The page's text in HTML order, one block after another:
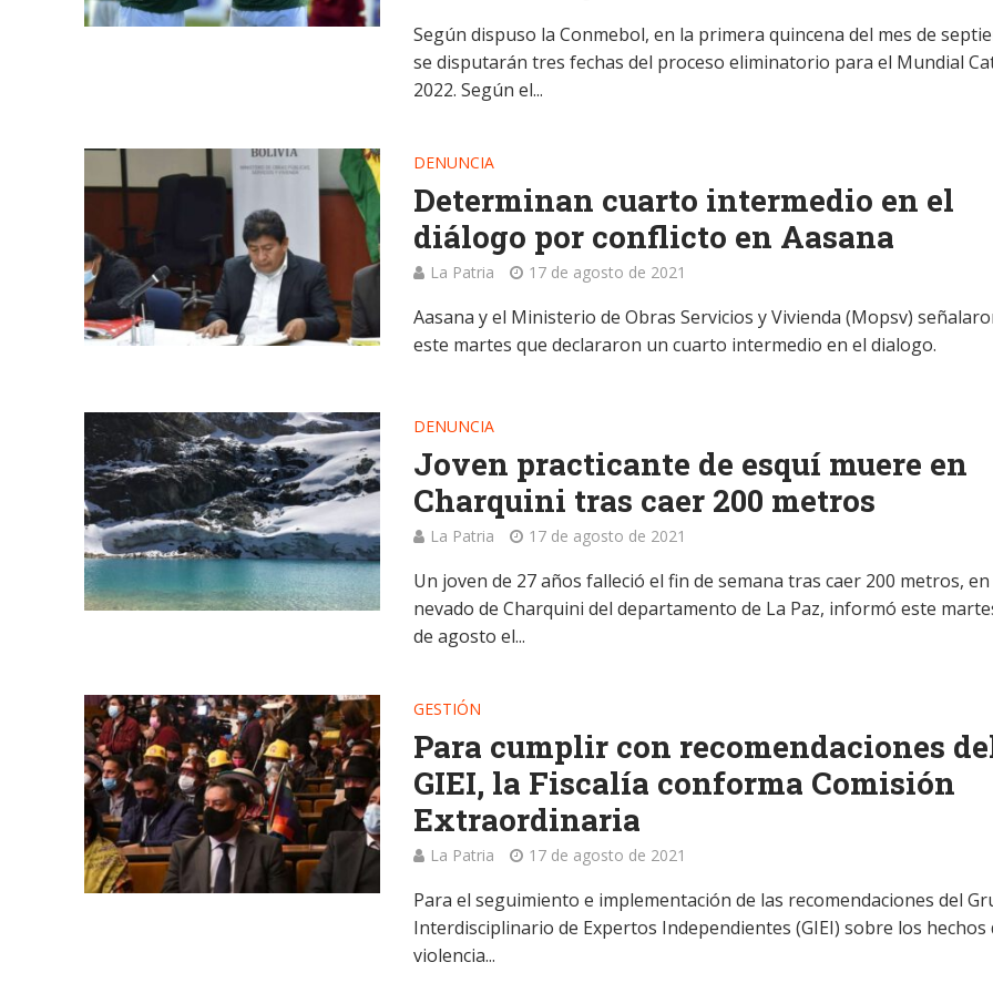
Según dispuso la Conmebol, en la primera quincena del mes de
se disputarán tres fechas del proceso eliminatorio para el Mundial
2022. Según el...
DENUNCIA
Determinan cuarto intermedio en el
diálogo por conflicto en Aasana
La Patria 17 de agosto de 2021
Aasana y el Ministerio de Obras Servicios y Vivienda (Mopsv)
este martes que declararon un cuarto intermedio en el dialogo.
DENUNCIA
Joven practicante de esquí muere en
Charquini tras caer 200 metros
La Patria 17 de agosto de 2021
Un joven de 27 años falleció el fin de semana tras caer 200 metros, en
nevado de Charquini del departamento de La Paz, informó este
de agosto el...
GESTIÓN
Para cumplir con recomendaciones
GIEI, la Fiscalía conforma Comisión
Extraordinaria
La Patria 17 de agosto de 2021
Para el seguimiento e implementación de las recomendaciones del
Interdisciplinario de Expertos Independientes (GIEI) sobre los hechos
violencia...